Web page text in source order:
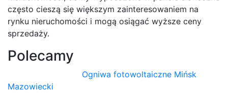
często cieszą się większym zainteresowaniem na
rynku nieruchomości i mogą osiągać wyższe ceny
sprzedaży.
Polecamy
Ogniwa fotowoltaiczne Mińsk
Mazowiecki